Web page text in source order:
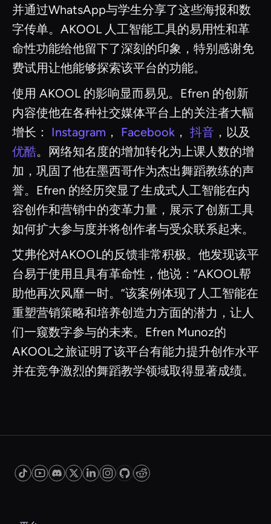
并通过WhatsApp与学生分享了这些海报和数
字传单。AKOOL 人工智能工具的易用性和革
命性功能给他留下了深刻的印象，特别感谢免
费试用让他能够探索该平台的功能。
使用 AKOOL 的影响显而易见。Efren 的创新
内容使他在各种社交媒体平台上的关注者大幅
增长： Instagram ， Facebook ， 抖音 ，以及
优酷。网络知名度的增加转化为上课人数的增
加，巩固了他在墨西哥作为杰出舞蹈教练的声
誉。Efren 的经历突显了生成式人工智能在内
容创作和营销中的变革力量，展示了创新工具
如何扩大参与度并将创作者与受众联系起来。
艾弗伦对AKOOL的反馈非常积极。他发现该平
台易于使用且具有革命性，他说：“AKOOL帮
助他再次风靡一时。”该案例体现了人工智能在
重塑营销策略和培养创造力方面的潜力，让人
们一窥数字参与的未来。Efren Munoz的
AKOOL之旅证明了该平台有能力提升创作水平
并在竞争激烈的舞蹈教学领域取得显著成绩。